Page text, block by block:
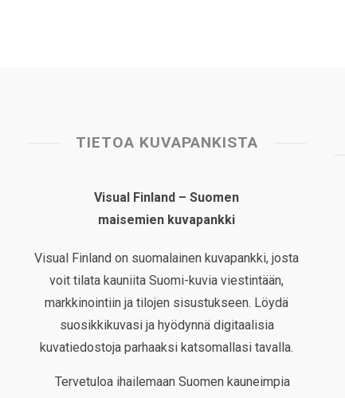
TIETOA KUVAPANKISTA
Visual Finland – Suomen
maisemien kuvapankki
Visual Finland on suomalainen kuvapankki, josta
voit tilata kauniita Suomi-kuvia viestintään,
markkinointiin ja tilojen sisustukseen. Löydä
suosikkikuvasi ja hyödynnä digitaalisia
kuvatiedostoja parhaaksi katsomallasi tavalla.
Tervetuloa ihailemaan Suomen kauneimpia